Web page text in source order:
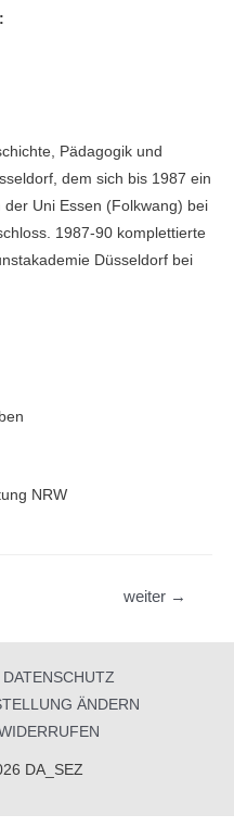
Pädagogik und
dem sich bis 1987 ein
Uni Essen (Folkwang) bei
1987-90 komplettierte
Düsseldorf bei
NRW
weiter →
DATENSCHUTZ
ÄNDERN
DA_SEZ